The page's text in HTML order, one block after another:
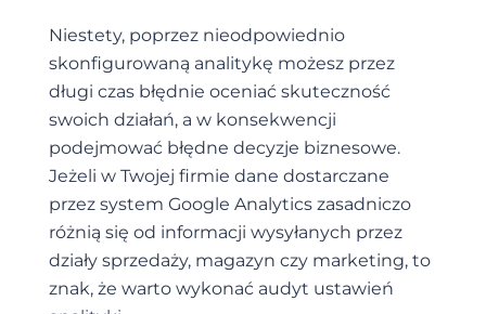
Niestety, poprzez nieodpowiednio
skonfigurowaną analitykę możesz przez
długi czas błędnie oceniać skuteczność
swoich działań, a w konsekwencji
podejmować błędne decyzje biznesowe.
Jeżeli w Twojej firmie dane dostarczane
przez system Google Analytics zasadniczo
różnią się od informacji wysyłanych przez
działy sprzedaży, magazyn czy marketing, to
znak, że warto wykonać audyt ustawień